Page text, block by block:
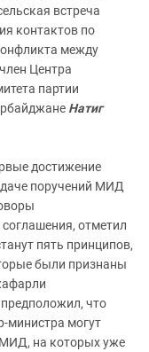
встреча
контактов по
между
Центра
партии
Натиг
достижение
даче поручений МИД
отметил
пять принципов,
были признаны
что
министра могут
МИД, на которых уже